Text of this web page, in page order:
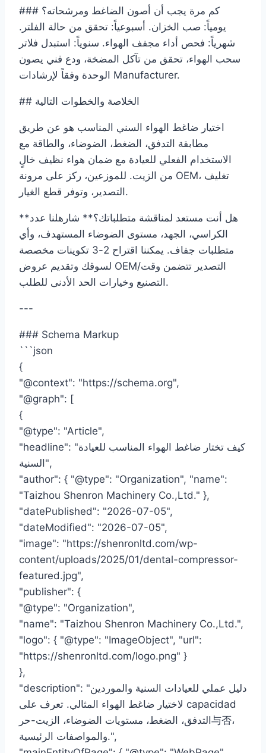
### كم مرة يجب أن أصون الضاغط ومرشحاته؟
يومياً: صب الخزان. أسبوعياً: تحقق من حالة الفلتر.
شهرياً: فحص أداء مجفف الهواء. سنوياً: استبدل فلاتر
سحب الهواء، تحقق من تآكل المضخة، ودع فني يصون
الوحدة وفقاً لإرشادات Manufacturer.
## الخلاصة والخطوات التالية
اختيار ضاغط الهواء السني المناسب هو عن طريق
مطابقة التدفق، الضغط، الضوضاء، والطاقة مع
الاستخدام الفعلي للعيادة مع ضمان هواء نظيف خالٍ
من الزيت. للموزعين، ركز على مرونة OEM، تغليف
التصدير، وتوفر قطع الغيار.
**هل أنت مستعد لمناقشة متطلباتك؟** شارهلنا عدد
الكراسي، الجهد، مستوى الضوضاء المستهدف، وأي
متطلبات جفاف. يمكننا اقتراح 2-3 تكوينات مخصصة
لسوقك وتقديم عروض OEM/التصدير تتضمن وقت
التصنيع وخيارات الحد الأدنى للطلب.
---
### Schema Markup
```json
{
"@context": "https://schema.org",
"@graph": [
{
"@type": "Article",
"headline": "كيف تختار ضاغط الهواء المناسب للعيادة
السنية",
"author": { "@type": "Organization", "name":
"Taizhou Shenron Machinery Co.,Ltd." },
"datePublished": "2026-07-05",
"dateModified": "2026-07-05",
"image": "https://shenronltd.com/wp-
content/uploads/2025/01/dental-compressor-
featured.jpg",
"publisher": {
"@type": "Organization",
"name": "Taizhou Shenron Machinery Co.,Ltd.",
"logo": { "@type": "ImageObject", "url":
"https://shenronltd.com/logo.png" }
},
"description": "دليل عملي للعيادات السنية والموردين
لاختيار ضاغط الهواء المثالي. تعرف على capacidad
التدفق، الضغط، مستويات الضوضاء، الزيت-حر与否،
والمواصفات الرئيسية.",